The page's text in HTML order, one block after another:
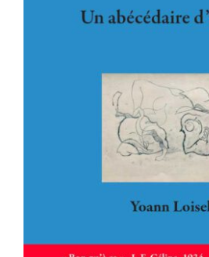
Louis Ferdinand
Beckett. Un